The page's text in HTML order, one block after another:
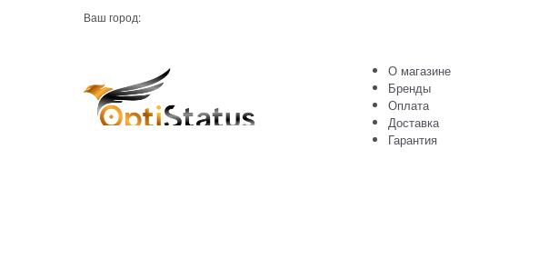
Ваш город:
О магазине
Бренды
Оплата
Доставка
Гарантия